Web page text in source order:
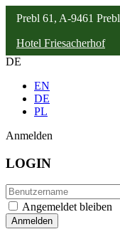
Prebl 61, A-9461 Prebl
Hotel Friesacherhof
DE
EN
DE
PL
Anmelden
LOGIN
Angemeldet bleiben